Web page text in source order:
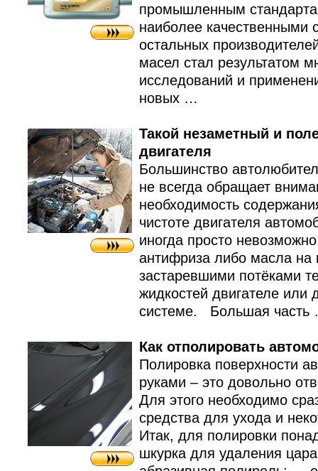
промышленным
наиболее качественными
остальных
масел стал результатом
исследований и
новых …
Такой незаметный и
двигателя
Большинство
не всегда обращает
необходимость
чистоте двигателя
иногда просто
антифриза либо масла на
застаревшими потёками
жидкостей двигателе или
системе. Большая часть
Как отполировать
Полировка поверхности
руками – это довольно
Для этого необходимо
средства для ухода и
Итак, для полировки
шкурка для удаления